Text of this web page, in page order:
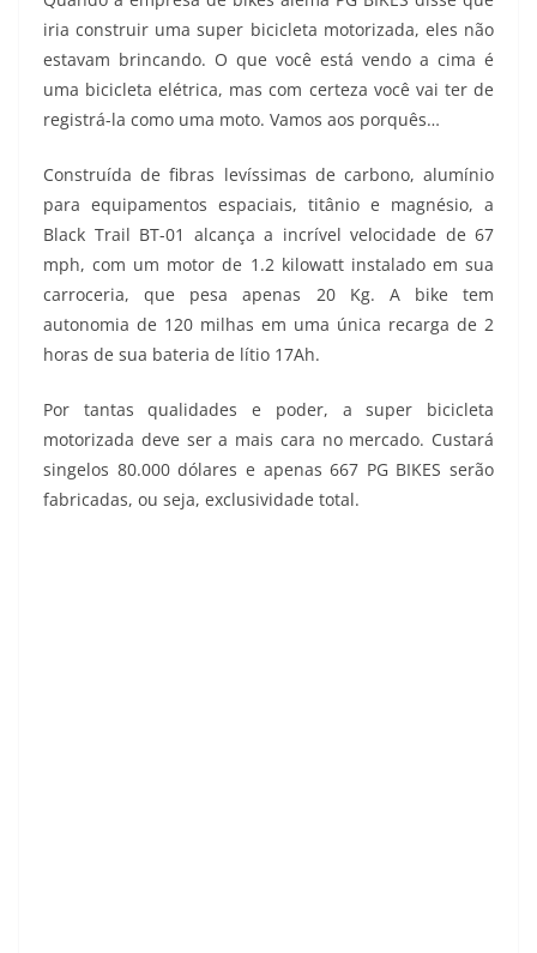
iria construir uma super bicicleta motorizada, eles não
estavam brincando. O que você está vendo a cima é
uma bicicleta elétrica, mas com certeza você vai ter de
registrá-la como uma moto. Vamos aos porquês…
Construída de fibras levíssimas de carbono, alumínio
para equipamentos espaciais, titânio e magnésio, a
Black Trail BT-01 alcança a incrível velocidade de 67
mph, com um motor de 1.2 kilowatt instalado em sua
carroceria, que pesa apenas 20 Kg. A bike tem
autonomia de 120 milhas em uma única recarga de 2
horas de sua bateria de lítio 17Ah.
Por tantas qualidades e poder, a super bicicleta
motorizada deve ser a mais cara no mercado. Custará
singelos 80.000 dólares e apenas 667 PG BIKES serão
fabricadas, ou seja, exclusividade total.